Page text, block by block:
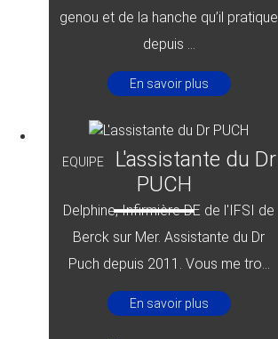
genou et de la hanche qu’il pratique
depuis ...
En savoir plus
EQUIPE
L'assistante du Dr
PUCH
Delphine, Infirmière DE de l'IFSI de
Berck sur Mer. Assistante du Dr
Puch depuis 2011. Vous me tro...
En savoir plus